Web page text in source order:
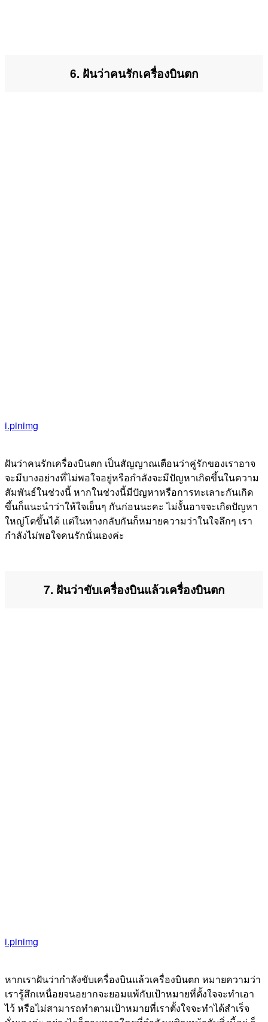
6. ฝันว่าคนรักเครื่องบินตก
i.pinimg
ฝันว่าคนรักเครื่องบินตก เป็นสัญญาณเตือนว่าคู่รักของเราอาจ
จะมีบางอย่างที่ไม่พอใจอยู่หรือกำลังจะมีปัญหาเกิดขึ้นในความ
สัมพันธ์ในช่วงนี้ หากในช่วงนี้มีปัญหาหรือการทะเลาะกันเกิด
ขึ้นก็แนะนำว่าให้ใจเย็นๆ กันก่อนนะคะ ไม่งั้นอาจจะเกิดปัญหา
ใหญ่โตขึ้นได้ แต่ในทางกลับกันก็หมายความว่าในใจลึกๆ เรา
กำลังไม่พอใจคนรักนั่นเองค่ะ
7. ฝันว่าขับเครื่องบินแล้วเครื่องบินตก
i.pinimg
หากเราฝันว่ากำลังขับเครื่องบินแล้วเครื่องบินตก หมายความว่า
เรารู้สึกเหนื่อยจนอยากจะยอมแพ้กับเป้าหมายที่ตั้งใจจะทำเอา
ไว้ หรือไม่สามารถทำตามเป้าหมายที่เราตั้งใจจะทำได้สำเร็จ